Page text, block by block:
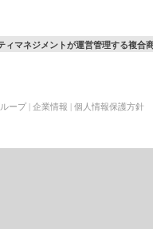
ィマネジメントが運営管理する複合
ープ | 企業情報 | 個人情報保護方針